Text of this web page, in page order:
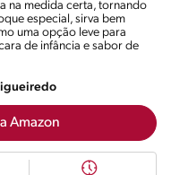
na medida certa, tornando
especial, sirva bem
uma opção leve para
de infância e sabor de
Amazon